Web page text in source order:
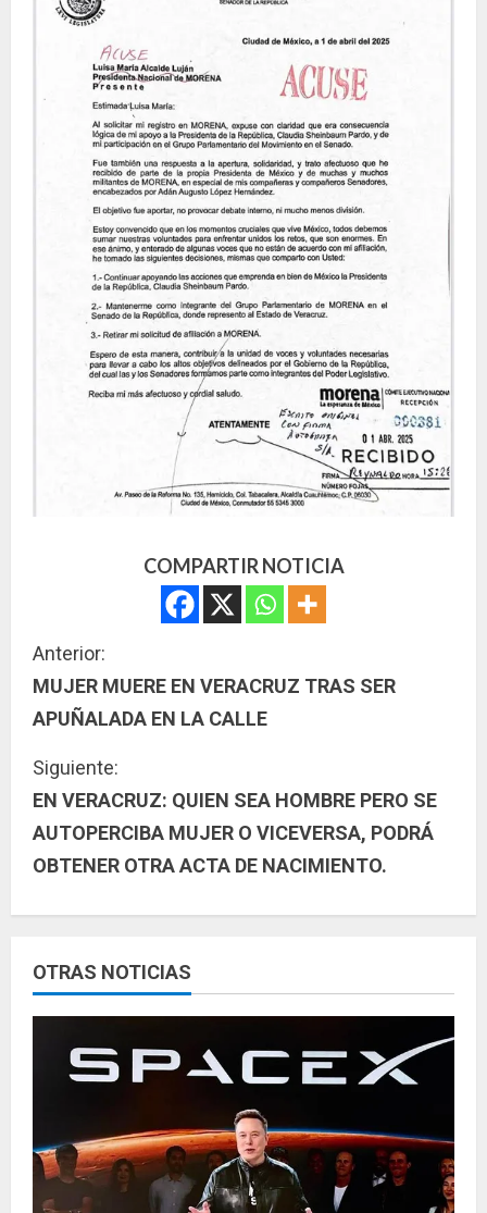
COMPARTIR NOTICIA
S
i
u
e
y
e
o
Anterior:
MUJER MUERE EN VERACRUZ TRAS SER
APUÑALADA EN LA CALLE
Siguiente:
EN VERACRUZ: QUIEN SEA HOMBRE PERO SE
AUTOPERCIBA MUJER O VICEVERSA, PODRÁ
OBTENER OTRA ACTA DE NACIMIENTO.
OTRAS NOTICIAS